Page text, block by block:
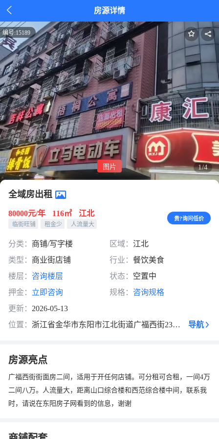
 房源详情
1/4
图片
编号:15189
全域房出租
80000元/年 116㎡ 江北
临街旺铺 租金少 人流量大
贵?询问低价
分类： 商铺/写字楼 区域： 江北
类型： 商业街店铺 行业： 餐饮美食
楼层： 咨询楼层 状态： 空置中
押金： 立即咨询 规格： 咨询规格
更新： 2026-05-13
位置： 浙江省金华市东阳市江北街道广福西街232号一楼左边第一间 导航
房源亮点
广福西街街面房二间，适用于开任何店铺。可分租可合租，一间4万
二间八万。人流量大，距离山口综合楼和西范综合楼中间，联系我
时，请说在东阳房子网看到的信息，谢谢
换一张 长按图片保存